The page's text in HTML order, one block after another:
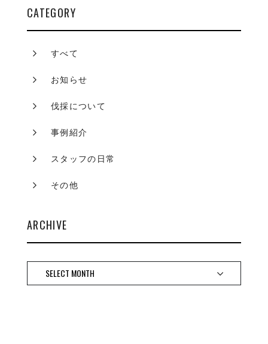
CATEGORY
すべて
お知らせ
伐採について
事例紹介
スタッフの日常
その他
ARCHIVE